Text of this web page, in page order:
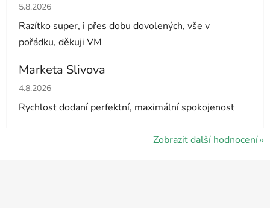
Hodnocení obchodu je 5 z 5 hvězdiček.
5.8.2026
Razítko super, i přes dobu dovolených, vše v
pořádku, děkuji VM
Marketa Slivova
Hodnocení obchodu je 5 z 5 hvězdiček.
4.8.2026
Rychlost dodaní perfektní, maximální spokojenost
Zobrazit další hodnocení